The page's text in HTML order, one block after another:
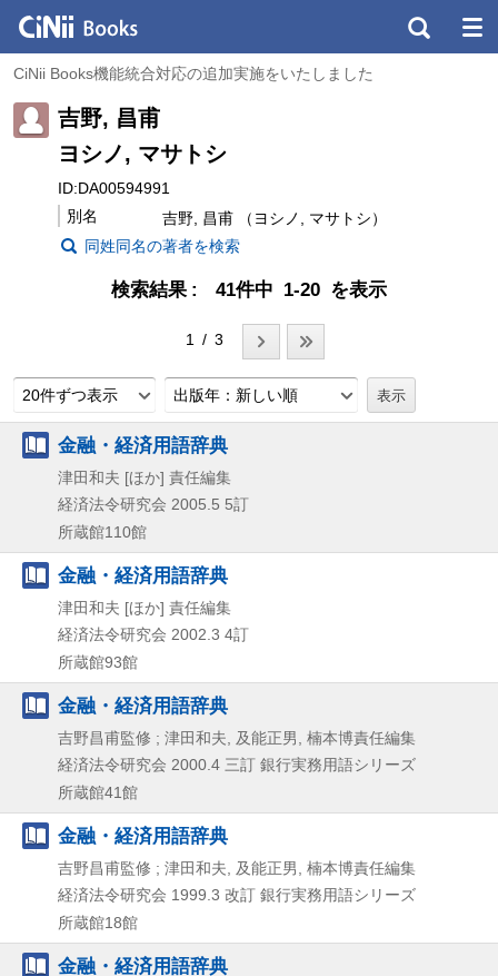
CiNii Books機能統合対応の追加実施をいたしました
吉野, 昌甫
ヨシノ, マサトシ
ID:DA00594991
別名
吉野, 昌甫 （ヨシノ, マサトシ）
同姓同名の著者を検索
検索結果 41件中 1-20 を表示
1 / 3
20件ずつ表示 出版年：新しい順
金融・経済用語辞典
津田和夫 [ほか] 責任編集
経済法令研究会 2005.5 5訂
所蔵館110館
金融・経済用語辞典
津田和夫 [ほか] 責任編集
経済法令研究会 2002.3 4訂
所蔵館93館
金融・経済用語辞典
吉野昌甫監修 ; 津田和夫, 及能正男, 楠本博責任編集
経済法令研究会 2000.4 三訂 銀行実務用語シリーズ
所蔵館41館
金融・経済用語辞典
吉野昌甫監修 ; 津田和夫, 及能正男, 楠本博責任編集
経済法令研究会 1999.3 改訂 銀行実務用語シリーズ
所蔵館18館
金融・経済用語辞典